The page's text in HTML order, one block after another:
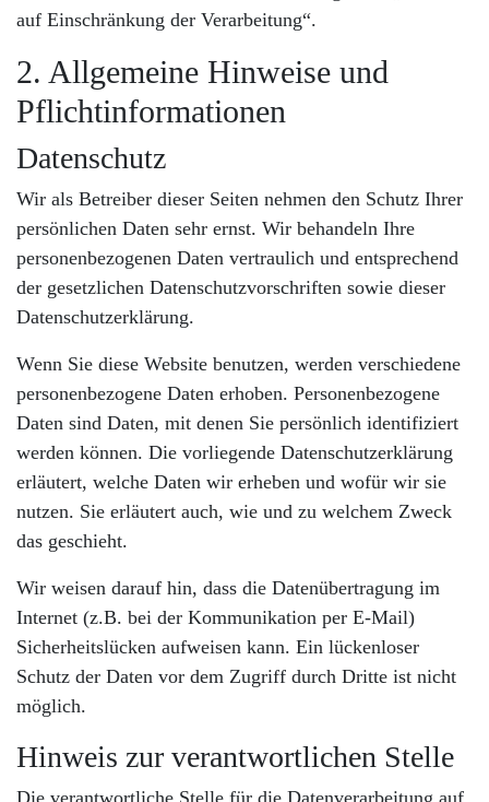
auf Einschränkung der Verarbeitung“.
2. Allgemeine Hinweise und
Pflichtinformationen
Datenschutz
Wir als Betreiber dieser Seiten nehmen den Schutz Ihrer
persönlichen Daten sehr ernst. Wir behandeln Ihre
personenbezogenen Daten vertraulich und entsprechend
der gesetzlichen Datenschutzvorschriften sowie dieser
Datenschutzerklärung.
Wenn Sie diese Website benutzen, werden verschiedene
personenbezogene Daten erhoben. Personenbezogene
Daten sind Daten, mit denen Sie persönlich identifiziert
werden können. Die vorliegende Datenschutzerklärung
erläutert, welche Daten wir erheben und wofür wir sie
nutzen. Sie erläutert auch, wie und zu welchem Zweck
das geschieht.
Wir weisen darauf hin, dass die Datenübertragung im
Internet (z.B. bei der Kommunikation per E-Mail)
Sicherheitslücken aufweisen kann. Ein lückenloser
Schutz der Daten vor dem Zugriff durch Dritte ist nicht
möglich.
Hinweis zur verantwortlichen Stelle